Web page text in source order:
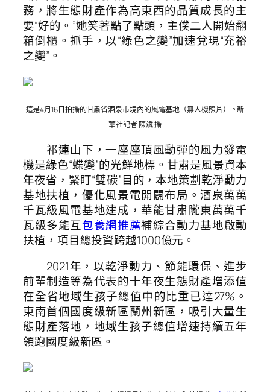
務，將生態財產作為高東西的品質成長的主
要“好的。”她笑著點了點頭，主僕二人開始翻
箱倒櫃。抓手，以“綠色之變”加速兌現“充裕
之變”。
這是4月16日拍攝的甘肅省酒泉市境內的風電基地（無人機照片）。新
華社記者 陳斌 攝
祁連山下，一座座頂風動彈的風力發電
機是綠色“蝶變”的光鮮地標。甘肅是風景資本
年夜省，緊盯“雙碳”目的，本地策劃乾淨動力
基地扶植，優化風景電開闢布局。酒泉萬萬
千瓦級風電基地建成，華能甘肅隴東萬萬千
瓦級多能互包養網推薦補綜合動力基地啟動
扶植，項目總投資跨越1000億元。
2021年，以乾淨動力、節能環保、進步
前輩制造等為代表的十年夜生態財產增添值
在全省地域生孩子總值中的比重已達27%。
東南首個國度級新區蘭州新區，吸引大量生
態財產落地，地域生孩子總值增速持續五年
領跑國度級新區。